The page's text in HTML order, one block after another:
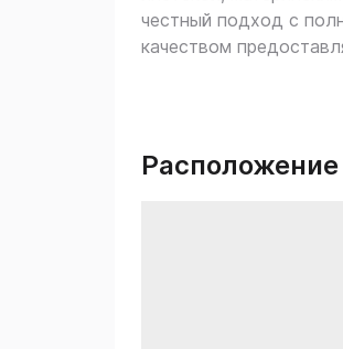
честный подход с
качеством
Расположение